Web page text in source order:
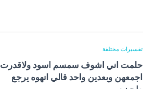
تفسيرات مختلفة
حلمت اني اشوف سمسم اسود ولاقدرت
اجمعهن وبعدين واحد قالي انهوه يرجع